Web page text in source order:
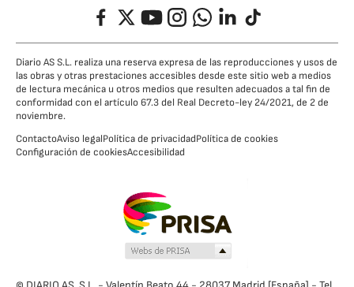
FacebookTwitterYouTubeInstagramWhatsappLinkedIn
TikTok
Diario AS S.L. realiza una reserva expresa de las reproducciones y usos de
las obras y otras prestaciones accesibles desde este sitio web a medios
de lectura mecánica u otros medios que resulten adecuados a tal fin de
conformidad con el artículo 67.3 del Real Decreto-ley 24/2021, de 2 de
noviembre.
ContactoAviso legalPolítica de privacidadPolítica de cookies
Configuración de cookiesAccesibilidad